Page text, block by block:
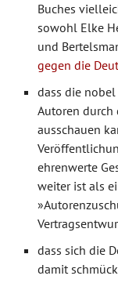
Buches
sowohl Elke
und
gegen die
dass die
Autoren durch
ausschauen
ehrenwerte
weiter ist als
dass sich die
damit